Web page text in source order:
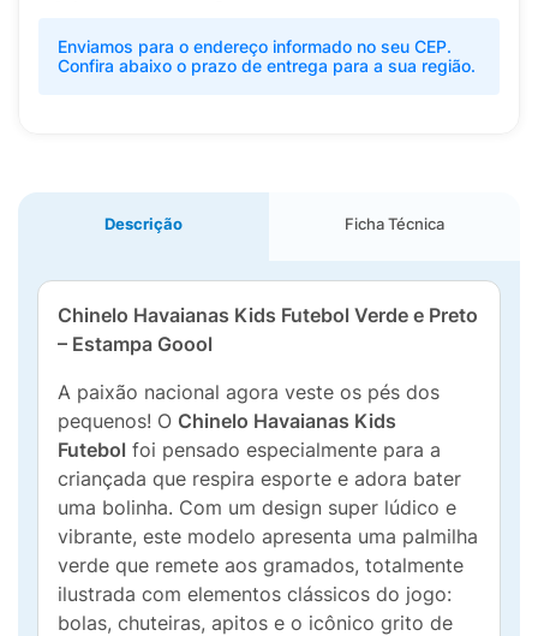
Enviamos para o endereço informado no seu CEP.
Confira abaixo o prazo de entrega para a sua região.
Descrição Ficha Técnica
Chinelo Havaianas Kids Futebol Verde e Preto
– Estampa Goool
A paixão nacional agora veste os pés dos
pequenos! O Chinelo Havaianas Kids
Futebol foi pensado especialmente para a
criançada que respira esporte e adora bater
uma bolinha. Com um design super lúdico e
vibrante, este modelo apresenta uma palmilha
verde que remete aos gramados, totalmente
ilustrada com elementos clássicos do jogo:
bolas, chuteiras, apitos e o icônico grito de